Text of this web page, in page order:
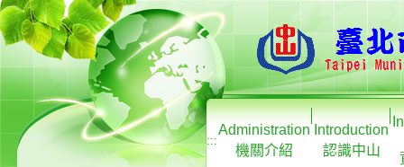
:::
Administration
機關介紹
Introduction
認識中山